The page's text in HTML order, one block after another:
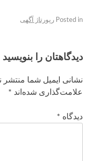
Posted in رپورتاژ آگهی
دیدگاهتان را بنویسید
نشانی ایمیل شما منتشر
علامت‌گذاری شده‌اند *
دیدگاه *